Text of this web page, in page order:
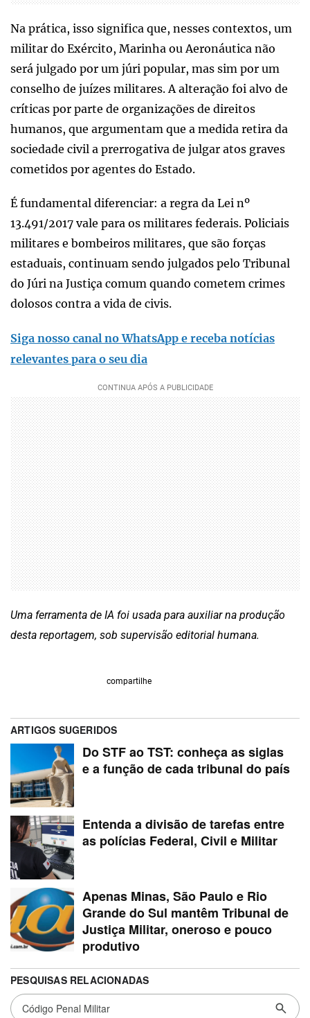
Na prática, isso significa que, nesses contextos, um
militar do Exército, Marinha ou Aeronáutica não
será julgado por um júri popular, mas sim por um
conselho de juízes militares. A alteração foi alvo de
críticas por parte de organizações de direitos
humanos, que argumentam que a medida retira da
sociedade civil a prerrogativa de julgar atos graves
cometidos por agentes do Estado.
É fundamental diferenciar: a regra da Lei nº
13.491/2017 vale para os militares federais. Policiais
militares e bombeiros militares, que são forças
estaduais, continuam sendo julgados pelo Tribunal
do Júri na Justiça comum quando cometem crimes
dolosos contra a vida de civis.
Siga nosso canal no WhatsApp e receba notícias
relevantes para o seu dia
Uma ferramenta de IA foi usada para auxiliar na produção
desta reportagem, sob supervisão editorial humana.
compartilhe